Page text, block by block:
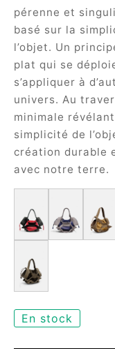
pérenne et
basé sur la
l’objet. Un
plat qui se
s’appliquer à
univers. Au
minimale
simplicité de
création durable
avec notre terre.
En stock